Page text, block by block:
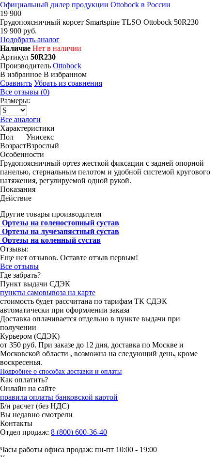
Официальный дилер продукции Ottobock в России
19 900
Грудопоясничный корсет Smartspine TLSO Ottobock 50R230
19 900 руб.
Подобрать аналог
Наличие Нет в наличии
Артикул 50R230
Производитель Ottobock
В избранное В избранном
Сравнить Убрать из сравнения
Все отзывы (0)
Размеры:
Все аналоги
Характеристики
Пол
Унисекс
ВозрастВзрослый
Особенности
Грудопоясничный ортез жесткой фиксации с задней опорной
панелью, стернальным пелотом и удобной системой кругового
натяжения, регулируемой одной рукой.
Показания
Действие
Другие товары производителя
Ортезы на голеностопный сустав
Ортезы на лучезапястный сустав
Ортезы на коленный сустав
Отзывы:
Еще нет отзывов. Оставте отзыв первым!
Все отзывы
Где забрать?
Пункт выдачи СДЭК
пункты самовывоза на карте
стоимость будет рассчитана по тарифам ТК СДЭК
автоматически при оформлении заказа
Доставка оплачивается отдельно в пункте выдачи при
получении
Курьером (СДЭК)
от 350 руб. При заказе до 12 дня, доставка по Москве и
Московской области , возможна на следующий день, кроме
воскресенья.
Подробнее о способах доставки и оплаты
Как оплатить?
Онлайн на сайте
правила оплаты банковской картой
Б/н расчет (без НДС)
Вы недавно смотрели
Контакты
Отдел продаж: 8 (800) 600-36-40
Часы работы офиса продаж: пн-пт 10:00 - 19:00